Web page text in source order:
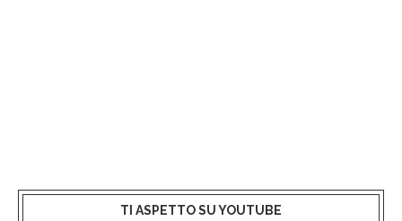
TI ASPETTO SU YOUTUBE